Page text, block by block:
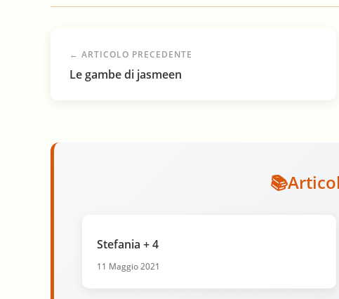
← ARTICOLO PRECEDENTE
Le gambe di jasmeen
Stefania + 4
11 Maggio 2021